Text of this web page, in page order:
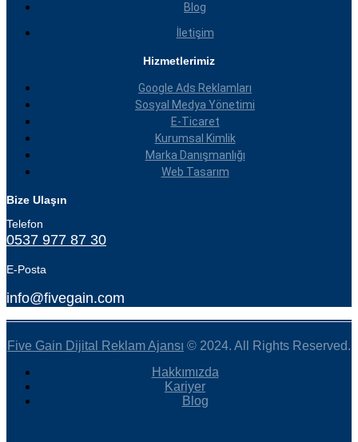
Blog
İletişim
Hizmetlerimiz
Google Ads Reklamları
Sosyal Medya Yönetimi
E-Ticaret
Kurumsal Kimlik
Marka Danışmanlığı
Web Tasarım
Bize Ulaşın
Telefon
0537 977 87 30
E-Posta
info@fivegain.com
Five Gain Dijital Reklam Ajansı © 2024. All Rights Reserved.
Hakkımızda
Kariyer
Blog